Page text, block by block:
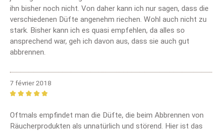
ihn bisher noch nicht. Von daher kann ich nur sagen, dass die
verschiedenen Düfte angenehm riechen. Wohl auch nicht zu
stark. Bisher kann ich es quasi empfehlen, da alles so
ansprechend war, geh ich davon aus, dass sie auch gut
abbrennen.
7 février 2018
Oftmals empfindet man die Düfte, die beim Abbrennen von
Räucherprodukten als unnatürlich und störend. Hier ist das